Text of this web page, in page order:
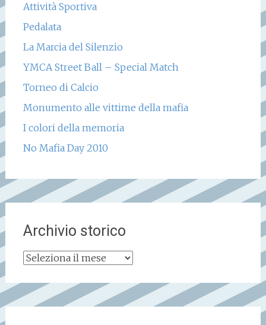
Attività Sportiva
Pedalata
La Marcia del Silenzio
YMCA Street Ball – Special Match
Torneo di Calcio
Monumento alle vittime della mafia
I colori della memoria
No Mafia Day 2010
Archivio storico
Archivio